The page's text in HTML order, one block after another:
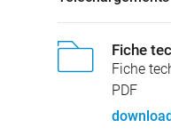
Fiche
Fiche
PDF